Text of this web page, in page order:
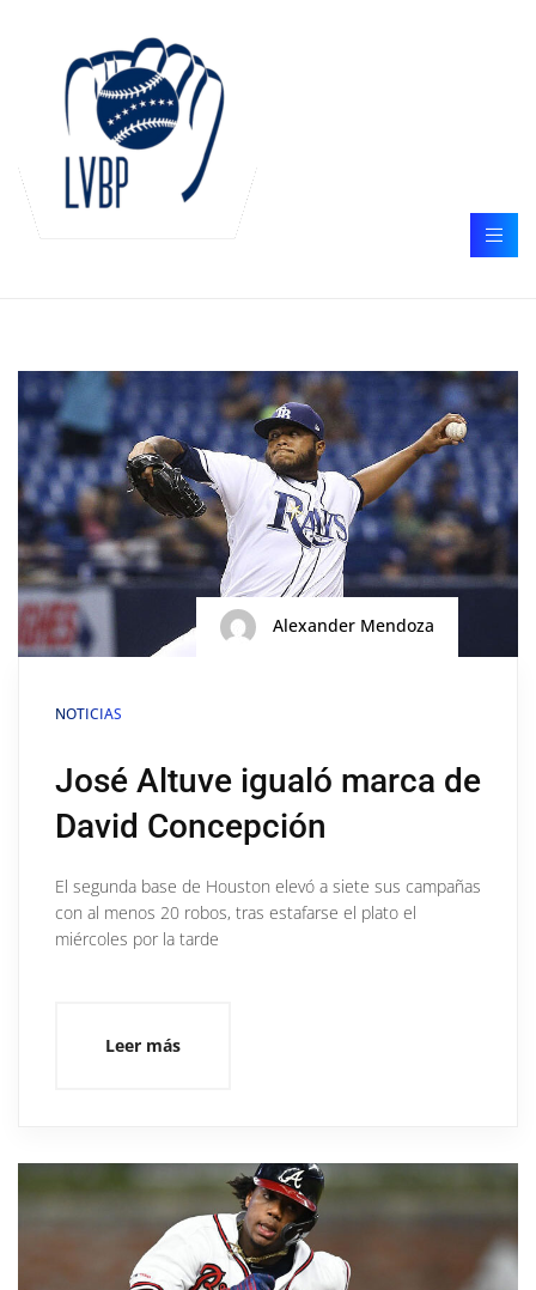
Alexander Mendoza
NOTICIAS
José Altuve igualó marca de
David Concepción
El segunda base de Houston elevó a siete sus campañas
con al menos 20 robos, tras estafarse el plato el
miércoles por la tarde
Leer más